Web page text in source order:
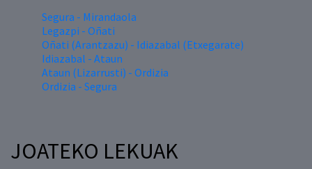
Segura - Mirandaola
Legazpi - Oñati
Oñati (Arantzazu) - Idiazabal (Etxegarate)
Idiazabal - Ataun
Ataun (Lizarrusti) - Ordizia
Ordizia - Segura
JOATEKO LEKUAK